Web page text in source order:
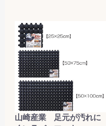
山崎産業 足元が汚れに